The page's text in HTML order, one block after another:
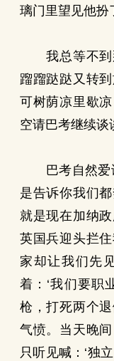
璃门里望见他扮
我总等不到
蹓蹓跶跶又转
可树荫凉里歇
空请巴考继续谈
巴考自然爱谈
是告诉你我们
就是现在加纳
英国兵迎头拦
家却让我们先
着：‘我们要职
枪，打死两个
气愤。当天晚
只听见喊：‘独